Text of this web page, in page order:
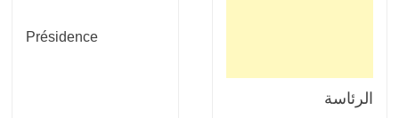
Présidence
الرئاسة